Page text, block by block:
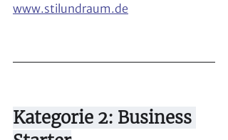
www.stilundraum.de
Kategorie 2: Business